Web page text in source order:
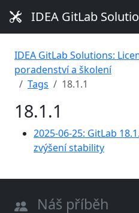
IDEA GitLab
IDEA GitLab Solutions:
poradenství a školení
Tags
18.1.1
18.1.1
2025-06-25: GitLab
zvýšení stability
Náš příběh